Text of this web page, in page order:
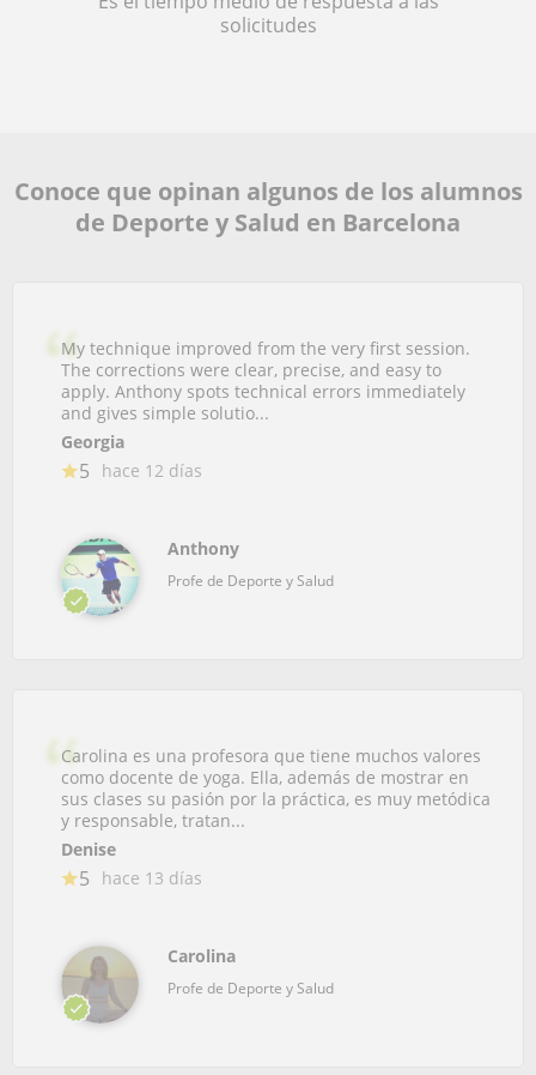
solicitudes
Conoce que opinan algunos de los alumnos
de Deporte y Salud en Barcelona
My technique improved from the very first session.
The corrections were clear, precise, and easy to
apply. Anthony spots technical errors immediately
and gives simple solutio...
Georgia
5 hace 12 días
Anthony
Profe de Deporte y Salud
Carolina es una profesora que tiene muchos valores
como docente de yoga. Ella, además de mostrar en
sus clases su pasión por la práctica, es muy metódica
y responsable, tratan...
Denise
5 hace 13 días
Carolina
Profe de Deporte y Salud